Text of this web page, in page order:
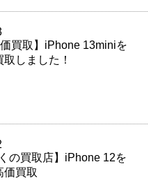
価買取】iPhone 13miniを
しました！
の買取店】iPhone 12を
価買取